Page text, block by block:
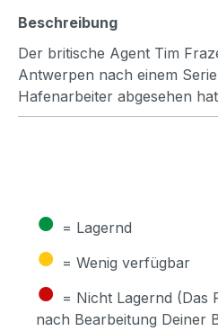
Beschreibung
Der britische Agent Tim
Antwerpen nach einem
Hafenarbeiter abgesehen
● = Lagernd
● = Wenig verfügbar
● = Nicht Lagernd (Das
nach Bearbeitung Deiner